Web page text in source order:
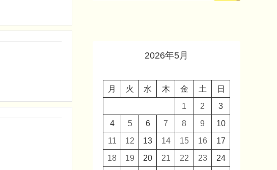
2026年5月
月 火 水 木 金 土
日
1
2
3
4
5 6 7 8 9
10
11
12 13 14 15 16
17
18
19 20 21 22 23
24